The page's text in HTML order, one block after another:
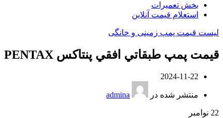
بخش تعمیرات
استعلام قیمت آنلاین
لیست قیمت پمپ زمینی و خانگی
قيمت پمپ طبقاتي افقي پنتاکس PENTAX
2024-11-22
منتشر شده در admina
22 نوامبر